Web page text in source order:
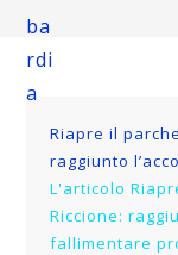
Riapre il
raggiunto
L'articolo
Riccione:
fallimentare